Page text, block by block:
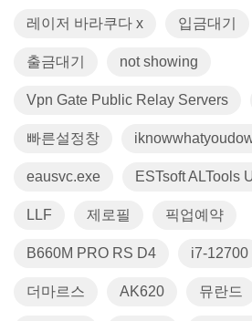
레이저 바라쿠다 x 입금대기
출금대기 not showing
Vpn Gate Public Relay Servers
빠른설정창
eausvc.exe ESTsoft ALTools
LLF 제로필 픽업예약
B660M PRO RS D4 i7-12700
더마르스 AK620 뮤란드